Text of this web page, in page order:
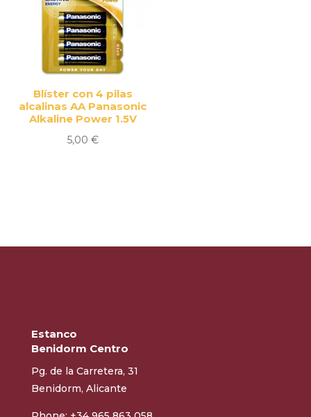
Blíster con 4 pilas
alcalinas AA Panasonic
Alkaline Power 1.5V
5,00 €
Estanco
Benidorm Centro
Pg. de la Carretera, 31
Benidorm, Alicante